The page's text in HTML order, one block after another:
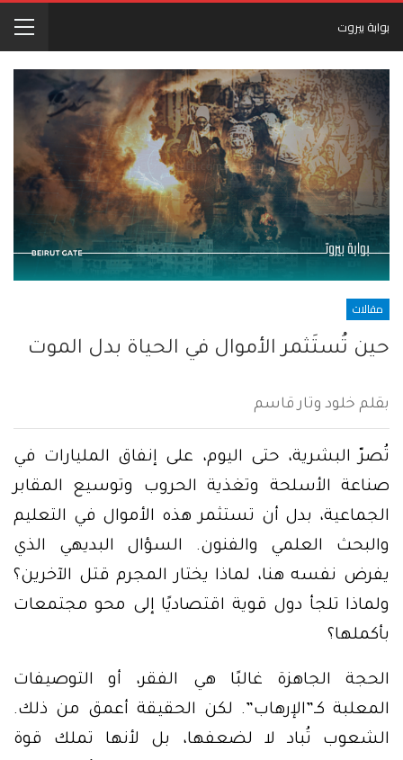
بوابة بيروت
مقالات
حين تُستَثمر الأموال في الحياة بدل الموت
بقلم خلود وتار قاسم
تُصرّ البشرية، حتى اليوم، على إنفاق المليارات في
صناعة الأسلحة وتغذية الحروب وتوسيع المقابر
الجماعية، بدل أن تستثمر هذه الأموال في التعليم
والبحث العلمي والفنون. السؤال البديهي الذي
يفرض نفسه هنا، لماذا يختار المجرم قتل الآخرين؟
ولماذا تلجأ دول قوية اقتصاديًا إلى محو مجتمعات
بأكملها؟
الحجة الجاهزة غالبًا هي الفقر، أو التوصيفات
المعلبة كـ”الإرهاب”. لكن الحقيقة أعمق من ذلك.
الشعوب تُباد لا لضعفها، بل لأنها تملك قوة